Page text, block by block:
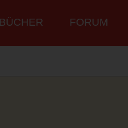
BÜCHER FORUM